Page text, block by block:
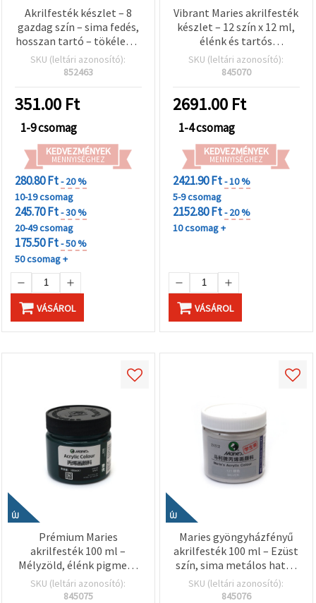
gombra
kattintva.
Fogadja
Akrilfesték készlet – 8
gazdag szín – sima fedés,
hosszan tartó – tökéletes
művészeknek és kreatív
hobbi alkotóknak
SKU (leltári azonosító):
852463
351.00 Ft
1-9 csomag
KEDVEZMÉNYEK
MENNYISÉGHEZ
280.80 Ft- 20 %
10-19 csomag
245.70 Ft- 30 %
20-49 csomag
175.50 Ft- 50 %
50 csomag +
VÁSÁROL
Vibrant Maries akrilfesték
készlet – 12 szín x 12 ml,
élénk és tartós
pigmentek művészeknek,
diákoknak és kreatív DIY
projektekhez
SKU (leltári azonosító):
845070
2691.00 Ft
1-4 csomag
KEDVEZMÉNYEK
MENNYISÉGHEZ
2421.90 Ft- 10 %
5-9 csomag
2152.80 Ft- 20 %
10 csomag +
VÁSÁROL
ÚJ
Prémium Maries
akrilfesték 100 ml –
Mélyzöld, élénk pigment
és sima állag
művészeknek, diákoknak
SKU (leltári azonosító):
845075
ÚJ
Maries gyöngyházfényű
akrilfesték 100 ml – Ezüst
szín, sima metálos hatás
dekorációhoz, kreatív
hobbihoz és kézműves
SKU (leltári azonosító):
845076